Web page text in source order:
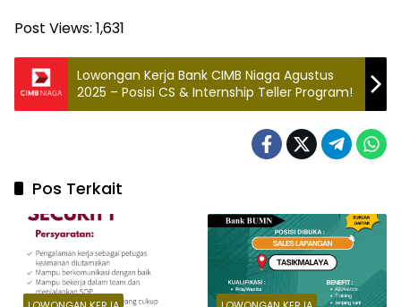
Post Views: 1,631
Lowongan Kerja Bank CIMB Niaga Agustus
2025 – Posisi CS & Internship Teller Program!
Pos Terkait